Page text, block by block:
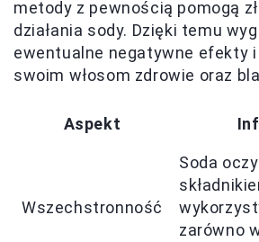
metody z pewnością pomogą
działania sody. Dzięki temu
ewentualne negatywne efekty
swoim włosom zdrowie oraz
Aspekt
Wszechstronność
Soda
zarówno